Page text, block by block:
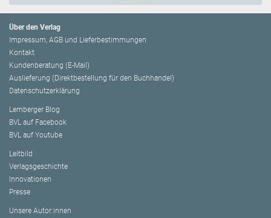
Über den Verlag
Impressum, AGB und Lieferbestimmungen
Kontakt
Kundenberatung (E-Mail)
Auslieferung (Direktbestellung für den Buchhandel)
Datenschutzerklärung
Lemberger Blog
BVL auf Facebook
BVL auf Youtube
Leitbild
Verlagsgeschichte
Innovationen
Presse
Unsere Autor:innen